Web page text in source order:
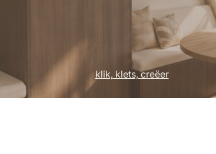
klik, klets, creëer